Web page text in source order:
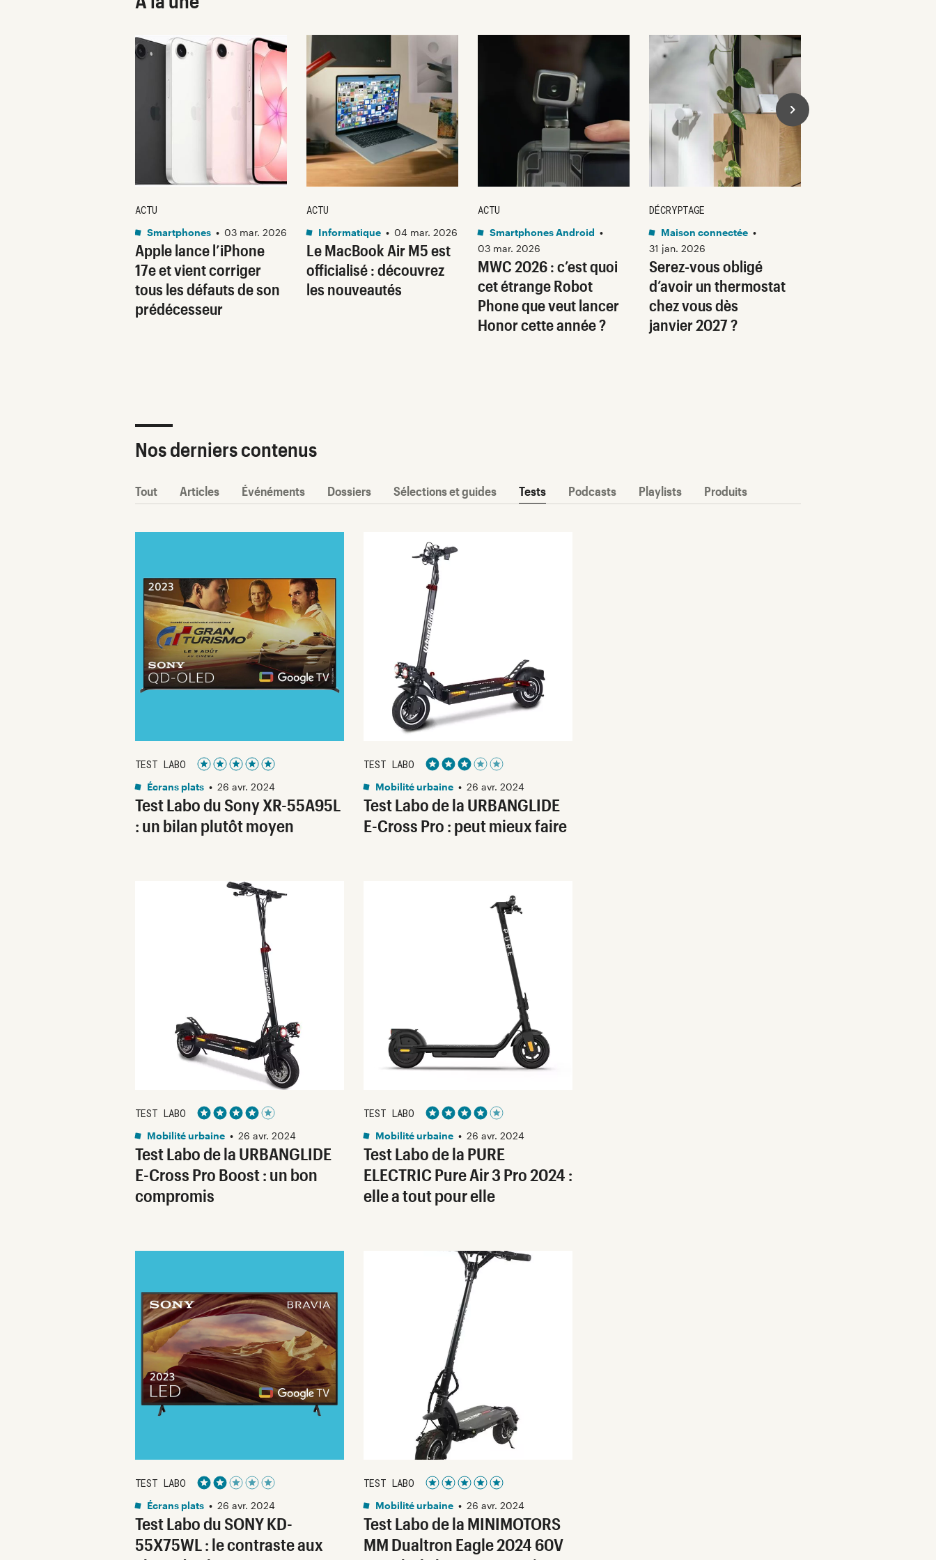
Apple lance l’iPhone
17e et vient corriger
tous les défauts de son
prédécesseur
ACTU
Smartphones • 03 mar. 2026
Le MacBook Air M5 est
officialisé : découvrez
les nouveautés
ACTU
Informatique • 04 mar. 2026
MWC 2026 : c’est quoi
cet étrange Robot
Phone que veut lancer
Honor cette année ?
ACTU
Smartphones Android •
03 mar. 2026
Serez-vous obligé
d’avoir un thermostat
chez vous dès
janvier 2027 ?
DÉCRYPTAGE
Maison connectée •
31 jan. 2026
Nos derniers contenus
Tout Articles Événéments Dossiers Sélections et guides Tests Podcasts Playlists Produits
Test Labo du Sony XR-55A95L
: un bilan plutôt moyen
TEST LABO
Noté 5 étoiles sur 5
Écrans plats • 26 avr. 2024
Test Labo de la URBANGLIDE
E-Cross Pro : peut mieux faire
TEST LABO
Noté 3 étoiles sur 5
Mobilité urbaine • 26 avr. 2024
Test Labo de la URBANGLIDE
E-Cross Pro Boost : un bon
compromis
TEST LABO
Noté 4 étoiles sur 5
Mobilité urbaine • 26 avr. 2024
Test Labo de la PURE
ELECTRIC Pure Air 3 Pro 2024 :
elle a tout pour elle
TEST LABO
Noté 4 étoiles sur 5
Mobilité urbaine • 26 avr. 2024
Test Labo du SONY KD-
55X75WL : le contraste aux
TEST LABO
Noté 2 étoiles sur 5
Écrans plats • 26 avr. 2024
Test Labo de la MINIMOTORS
MM Dualtron Eagle 2024 60V
TEST LABO
Noté 5 étoiles sur 5
Mobilité urbaine • 26 avr. 2024